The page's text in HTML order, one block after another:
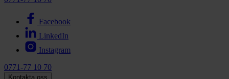
Facebook
LinkedIn
Instagram
0771-77 10 70
Kontakta oss